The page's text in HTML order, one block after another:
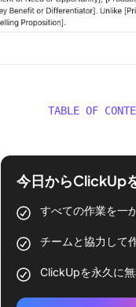
TABLE OF
今日からClickUp
すべての作業を一
チームと協力して
ClickUpを永久に